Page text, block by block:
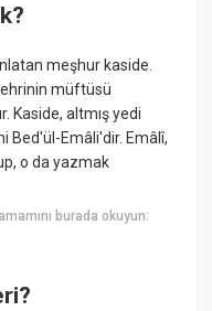
meşhur kaside.
müftüsü
Kaside, altmış yedi
Bed'ül-Emâli'dir. Emâlî,
o da yazmak
burada okuyun: